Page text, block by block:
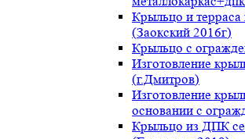
Крыльцо и терраса
(Заокский 2016г)
Крыльцо с
Изготовление
(г.Дмитров)
Изготовление
основании с
Крыльцо из ДПК